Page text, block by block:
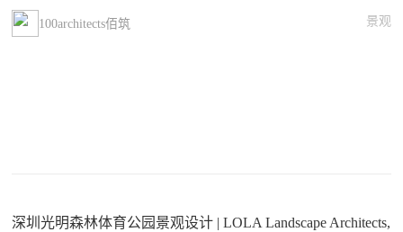
100architects佰筑 景观
深圳光明森林体育公园景观设计 | LOLA Landscape Architects,